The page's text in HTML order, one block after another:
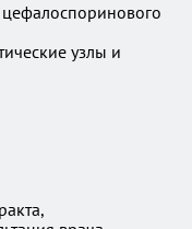
узлы и